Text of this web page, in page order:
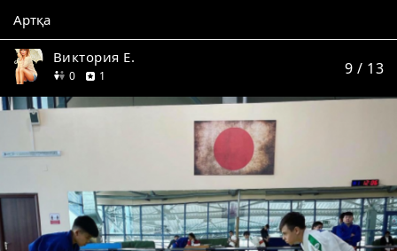
Артқа
Виктория Е.
0дос 1 9 / 13